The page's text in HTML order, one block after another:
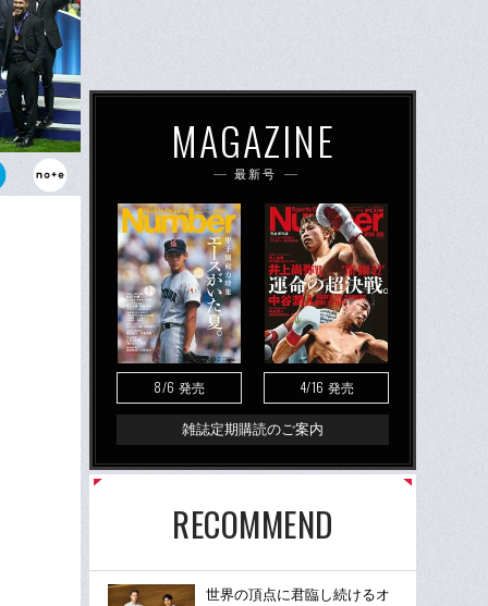
今季のア
MAGAZINE
最新号
8/6 発売 4/16 発売
雑誌定期購読のご案内
RECOMMEND
世界の頂点に君臨し続けるオ